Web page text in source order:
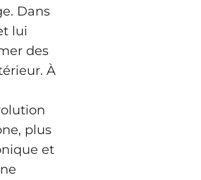
Dans
lui
des
À
plus
et